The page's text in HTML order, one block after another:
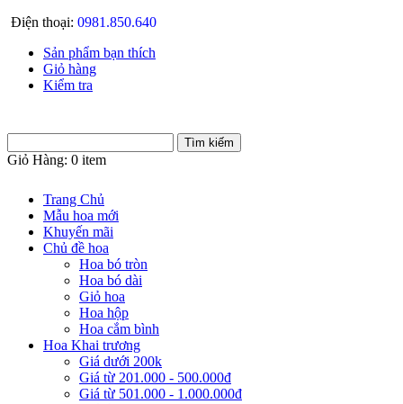
Điện thoại: 0981.850.640
Sản phẩm bạn thích
Giỏ hàng
Kiểm tra
Giỏ Hàng: 0 item
Trang Chủ
Mẫu hoa mới
Khuyến mãi
Chủ đề hoa
Hoa bó tròn
Hoa bó dài
Giỏ hoa
Hoa hộp
Hoa cắm bình
Hoa Khai trương
Giá dưới 200k
Giá từ 201.000 - 500.000đ
Giá từ 501.000 - 1.000.000đ